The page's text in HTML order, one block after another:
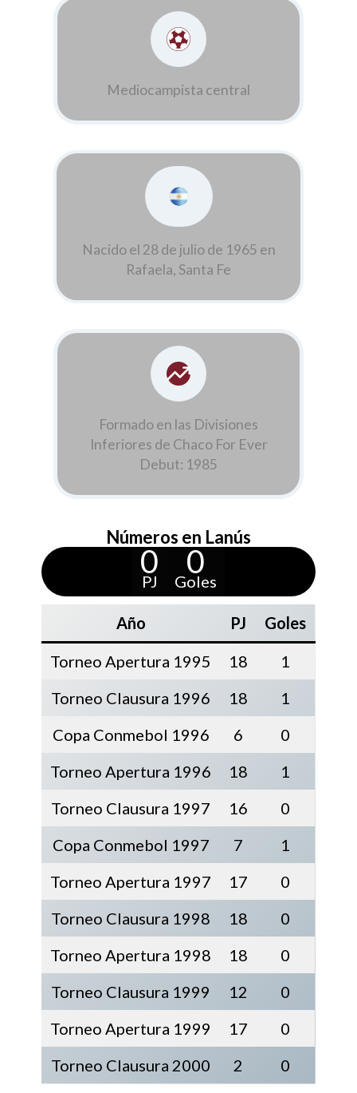
Mediocampista central
Nacido el 28 de julio de 1965 en
Rafaela, Santa Fe
Formado en las Divisiones
Inferiores de Chaco For Ever
Debut: 1985
Números en Lanús
0
PJ
0
Goles
Año PJ
Goles
Torneo Apertura 1995
18
1
Torneo Clausura 1996
18
1
Copa Conmebol 1996
6
0
Torneo Apertura 1996
18
1
Torneo Clausura 1997
16
0
Copa Conmebol 1997
7
1
Torneo Apertura 1997
17
0
Torneo Clausura 1998
18
0
Torneo Apertura 1998
18
0
Torneo Clausura 1999
12
0
Torneo Apertura 1999
17
0
Torneo Clausura 2000
2 0